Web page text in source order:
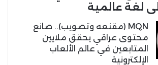
لغة عالمية
MQN (مقنعه وتصويب).. صانع
محتوى عراقي يحقق ملايين
المتابعين في عالم الألعاب
الإلكترونية